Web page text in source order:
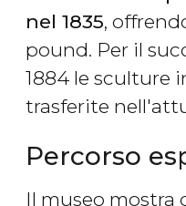
nel 1835,
pound. Per il
1884 le sculture
trasferite
Percorso
Il museo mostra